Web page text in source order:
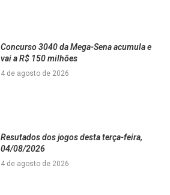
Concurso 3040 da Mega-Sena acumula e
vai a R$ 150 milhões
4 de agosto de 2026
Resutados dos jogos desta terça-feira,
04/08/2026
4 de agosto de 2026